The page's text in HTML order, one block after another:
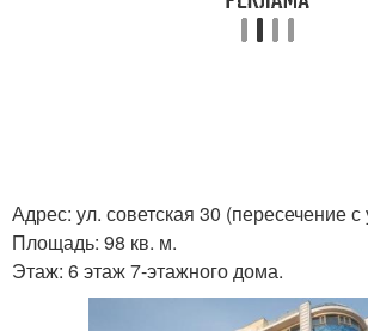
Адрес: ул. советская 30 (пересечение с
Площадь: 98 кв. м.
Этаж: 6 этаж 7-этажного дома.